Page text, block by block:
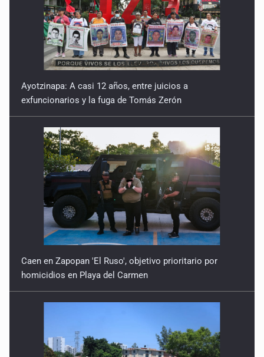
Ayotzinapa: A casi 12 años, entre juicios a
exfuncionarios y la fuga de Tomás Zerón
Caen en Zapopan 'El Ruso', objetivo prioritario por
homicidios en Playa del Carmen